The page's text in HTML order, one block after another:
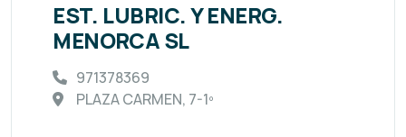
EST. LUBRIC. Y ENERG.
MENORCA SL
971378369
PLAZA CARMEN, 7-1º